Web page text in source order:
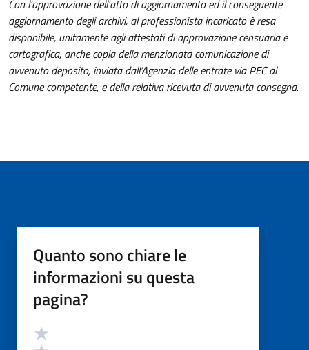
Con l’approvazione dell’atto di aggiornamento ed il conseguente
aggiornamento degli archivi, al professionista incaricato è resa
disponibile, unitamente agli attestati di approvazione censuaria e
cartografica, anche copia della menzionata comunicazione di
avvenuto deposito, inviata dall’Agenzia delle entrate via PEC al
Comune competente, e della relativa ricevuta di avvenuta consegna.
Quanto sono chiare le
informazioni su questa
pagina?
Valutazione